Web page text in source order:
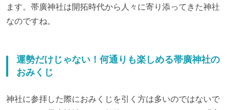
ます。帯廣神社は開拓時代から人々に寄り添ってきた神社
なのですね。
運勢だけじゃない！何通りも楽しめる帯廣神社の
おみくじ
神社に参拝した際におみくじを引く方は多いのではないで